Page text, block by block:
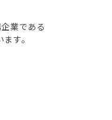
業である
す。